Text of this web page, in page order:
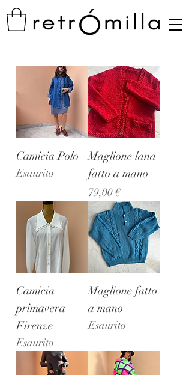
Camicia Polo
Esaurito
Maglione lana
fatto a mano
Prezzo
79,00 €
Camicia
primavera
Firenze
Esaurito
Maglione fatto
a mano
Esaurito